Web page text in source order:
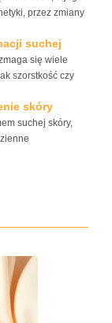
przez zmiany
suchej
się wiele
szorstkość czy
skóry
suchej skóry,